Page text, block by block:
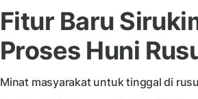
Fitur Baru
Proses Huni
Minat masyarakat untuk tinggal di